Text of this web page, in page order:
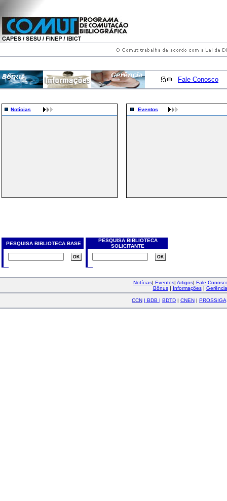
Fale Conosco
Notícias Eventos
PESQUISA BIBLIOTECA BASE
PESQUISA BIBLIOTECA
SOLICITANTE
Notícias| Eventos| Artigos| Fale
Bônus| Informações| Gerência
CCN | BDB | BDTD | CNEN | PROSSIGA